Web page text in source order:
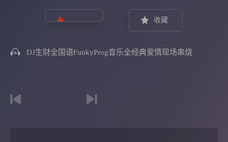
收藏
DJ生财全国语FunkyProg音乐全经典爱情现场串烧